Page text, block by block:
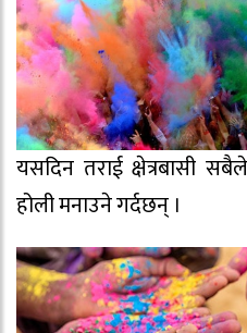
यसदिन तराई क्षेत्रबासी
होली मनाउने गर्दछन् ।